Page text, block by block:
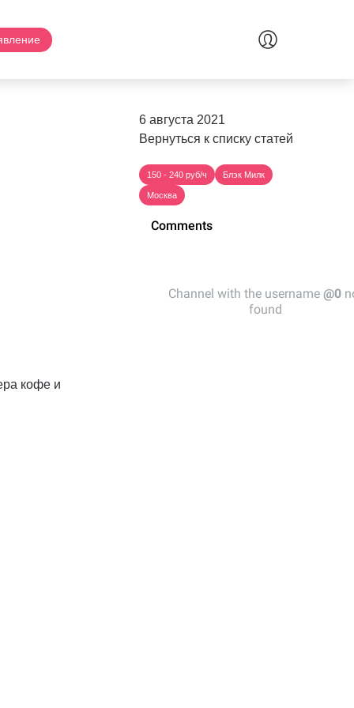
кофе и
6 августа 2021
Вернуться к списку статей
150 - 240 руб/ч Блэк Милк
Москва